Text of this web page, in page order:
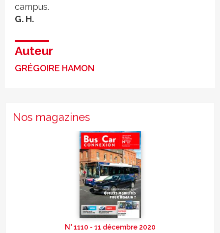
campus.
G. H.
Auteur
GRÉGOIRE HAMON
Nos magazines
N° 1110 - 11 décembre 2020